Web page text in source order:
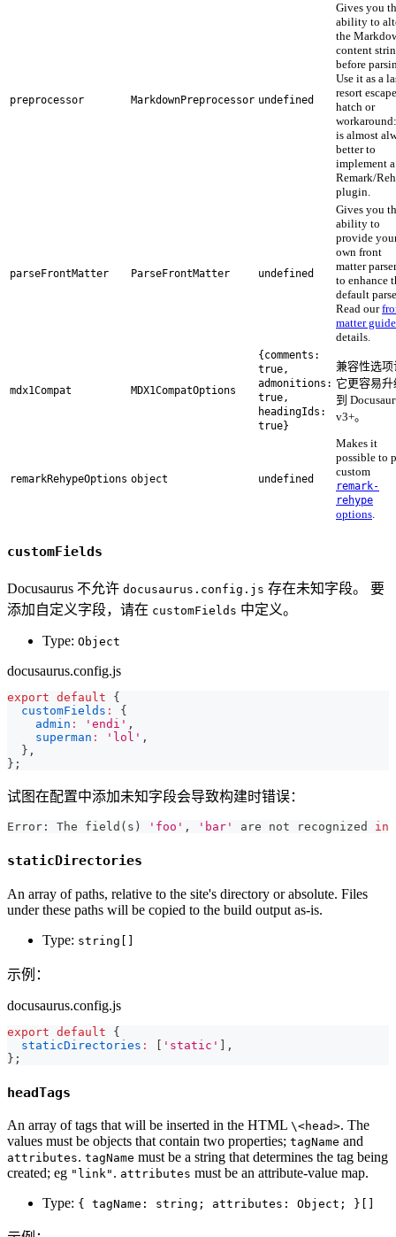
preprocessor MarkdownPreprocessor undefined
Gives you
ability to
the
content
before
Use it as a
resort escape
hatch or
is almost
better to
implement a
Remark/
plugin.
parseFrontMatter ParseFrontMatter undefined
Gives you
ability to
provide
own front
matter
to enhance
default
Read our
matter guide
details.
mdx1Compat MDX1CompatOptions
{comments:
true,
admonitions:
true,
headingIds:
true}
兼容性选项
它更容易升
到
v3+。
remarkRehypeOptions object undefined
Makes it
possible to
custom
remark-
rehype
options.
customFields
Docusaurus 不允许 docusaurus.config.js 存在未知字段。 要
添加自定义字段，请在 customFields 中定义。
Type: Object
docusaurus.config.js
export default
{
customFields :
{
admin : 'endi' ,
superman : 'lol' ,
} ,
} ;
试图在配置中添加未知字段会导致构建时错误：
Error: The field ( s ) 'foo' , 'bar' are not recognized in
staticDirectories
An array of paths, relative to the site's directory or absolute. Files
under these paths will be copied to the build output as-is.
Type: string[]
示例：
docusaurus.config.js
export default
{
staticDirectories : 'static'
,
} ;
headTags
An array of tags that will be inserted in the HTML \<head>. The
values must be objects that contain two properties; tagName and
attributes. tagName must be a string that determines the tag being
created; eg "link" . attributes must be an attribute-value map.
Type: { tagName: string; attributes: Object; }[]